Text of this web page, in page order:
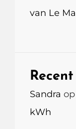
van Le
Sandra op
kWh